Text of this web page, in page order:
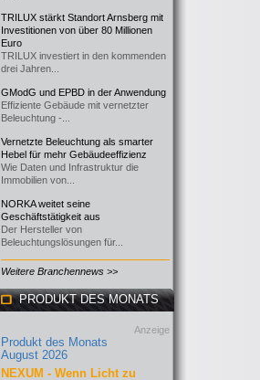
TRILUX stärkt Standort Arnsberg mit
Investitionen von über 80 Millionen
Euro
TRILUX investiert in den kommenden
drei Jahren...
GModG und EPBD in der Anwendung
Effiziente Gebäude mit vernetzter
Beleuchtung -...
Vernetzte Beleuchtung als smarter
Hebel für mehr Gebäudeeffizienz
Wie Daten und Infrastruktur die
Immobilien von...
NORKA weitet seine
Geschäftstätigkeit aus
Der Hersteller von
Beleuchtungslösungen für...
Weitere Branchennews >>
PRODUKT DES MONATS
Anzeige
Produkt des Monats
August 2026
NEXUM - Wenn Licht zu